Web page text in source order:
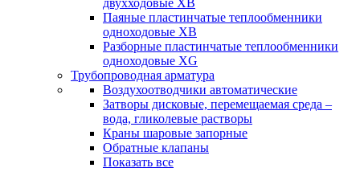
двухходовые XB
Паяные пластинчатые теплообменники
одноходовые ХВ
Разборные пластинчатые теплообменники
одноходовые ХG
Трубопроводная арматура
Воздухоотводчики автоматические
Затворы дисковые, перемещаемая среда –
вода, гликолевые растворы
Краны шаровые запорные
Обратные клапаны
Показать все